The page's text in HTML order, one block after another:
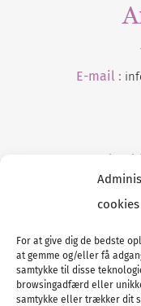
cookies
For at give dig de bedste
at gemme og/eller få
samtykke til disse
browsingadfærd eller
samtykke eller trækker dit
E-mail :
E-post: